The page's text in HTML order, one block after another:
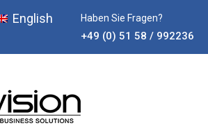
English Haben Sie Fragen?
+49 (0) 51 58 / 992236